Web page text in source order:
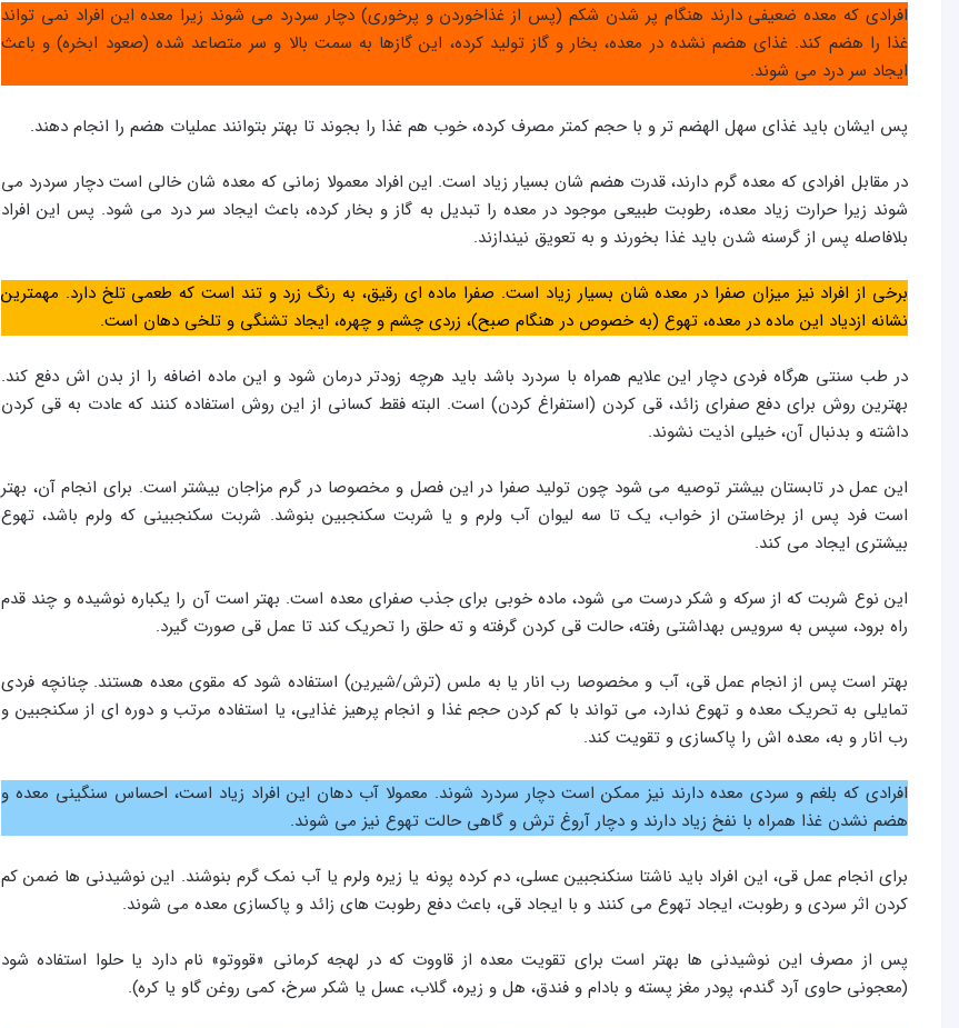
افرادی که معده ضعیفی دارند هنگام پر شدن شکم (پس از غذاخوردن و پرخوری) دچار سردرد می شوند زیرا معده این افراد نمی تواند
غذا را هضم کند. غذای هضم نشده در معده، بخار و گاز تولید کرده، این گازها به سمت بالا و سر متصاعد شده (صعود ابخره) و باعث
ایجاد سر درد می شوند.
پس ایشان باید غذای سهل الهضم تر و با حجم کمتر مصرف کرده، خوب هم غذا را بجوند تا بهتر بتوانند عملیات هضم را انجام دهند.
در مقابل افرادی که معده گرم دارند، قدرت هضم شان بسیار زیاد است. این افراد معمولا زمانی که معده شان خالی است دچار سردرد می
شوند زیرا حرارت زیاد معده، رطوبت طبیعی موجود در معده را تبدیل به گاز و بخار کرده، باعث ایجاد سر درد می شود. پس این افراد
بلافاصله پس از گرسنه شدن باید غذا بخورند و به تعویق نیندازند.
برخی از افراد نیز میزان صفرا در معده شان بسیار زیاد است. صفرا ماده ای رقیق، به رنگ زرد و تند است که طعمی تلخ دارد. مهمترین
نشانه ازدیاد این ماده در معده، تهوع (به خصوص در هنگام صبح)، زردی چشم و چهره، ایجاد تشنگی و تلخی دهان است.
در طب سنتی هرگاه فردی دچار این علایم همراه با سردرد باشد باید هرچه زودتر درمان شود و این ماده اضافه را از بدن اش دفع کند.
بهترین روش برای دفع صفرای زائد، قی کردن (استفراغ کردن) است. البته فقط کسانی از این روش استفاده کنند که عادت به قی کردن
داشته و بدنبال آن، خیلی اذیت نشوند.
این عمل در تابستان بیشتر توصیه می شود چون تولید صفرا در این فصل و مخصوصا در گرم مزاجان بیشتر است. برای انجام آن، بهتر
است فرد پس از برخاستن از خواب، یک تا سه لیوان آب ولرم و یا شربت سکنجبین بنوشد. شربت سکنجبینی که ولرم باشد، تهوع
بیشتری ایجاد می کند.
این نوع شربت که از سرکه و شکر درست می شود، ماده خوبی برای جذب صفرای معده است. بهتر است آن را یکباره نوشیده و چند قدم
راه برود، سپس به سرویس بهداشتی رفته، حالت قی کردن گرفته و ته حلق را تحریک کند تا عمل قی صورت گیرد.
بهتر است پس از انجام عمل قی، آب و مخصوصا رب انار یا به ملس (ترش/شیرین) استفاده شود که مقوی معده هستند. چنانچه فردی
تمایلی به تحریک معده و تهوع ندارد، می تواند با کم کردن حجم غذا و انجام پرهیز غذایی، یا استفاده مرتب و دوره ای از سکنجبین و
رب انار و به، معده اش را پاکسازی و تقویت کند.
افرادی که بلغم و سردی معده دارند نیز ممکن است دچار سردرد شوند. معمولا آب دهان این افراد زیاد است، احساس سنگینی معده و
هضم نشدن غذا همراه با نفخ زیاد دارند و دچار آروغ ترش و گاهی حالت تهوع نیز می شوند.
برای انجام عمل قی، این افراد باید ناشتا سنکنجبین عسلی، دم کرده پونه یا زیره ولرم یا آب نمک گرم بنوشند. این نوشیدنی ها ضمن کم
کردن اثر سردی و رطوبت، ایجاد تهوع می کنند و با ایجاد قی، باعث دفع رطوبت های زائد و پاکسازی معده می شوند.
پس از مصرف این نوشیدنی ها بهتر است برای تقویت معده از قاووت که در لهجه کرمانی «قووتو» نام دارد یا حلوا استفاده شود
(معجونی حاوی آرد گندم، پودر مغز پسته و بادام و فندق، هل و زیره، گلاب، عسل یا شکر سرخ، کمی روغن گاو یا کره).